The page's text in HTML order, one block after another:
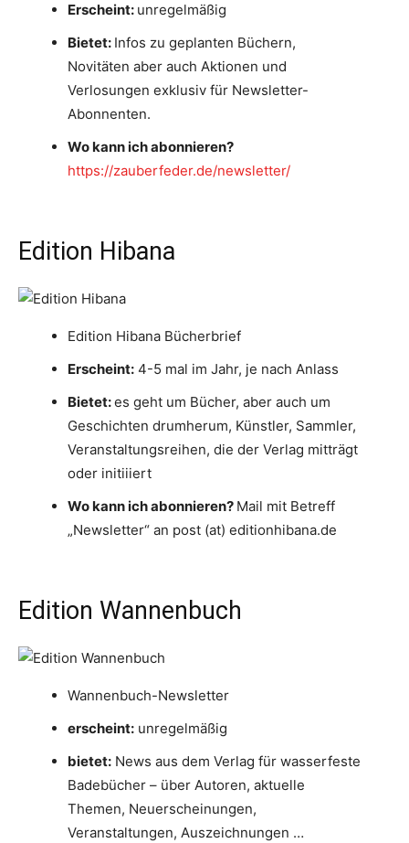
Erscheint: unregelmäßig
Bietet: Infos zu geplanten Büchern,
Novitäten aber auch Aktionen und
Verlosungen exklusiv für Newsletter-
Abonnenten.
Wo kann ich abonnieren?
https://zauberfeder.de/newsletter/
Edition Hibana
Edition Hibana Bücherbrief
Erscheint:4-5 mal im Jahr, je nach Anlass
Bietet:es geht um Bücher, aber auch um
Geschichten drumherum, Künstler, Sammler,
Veranstaltungsreihen, die der Verlag mitträgt
oder initiiiert
Wo kann ich abonnieren? Mail mit Betreff
„Newsletter“ an post (at) editionhibana.de
Edition Wannenbuch
Wannenbuch-Newsletter
erscheint:unregelmäßig
bietet:News aus dem Verlag für wasserfeste
Badebücher – über Autoren, aktuelle
Themen, Neuerscheinungen,
Veranstaltungen, Auszeichnungen …